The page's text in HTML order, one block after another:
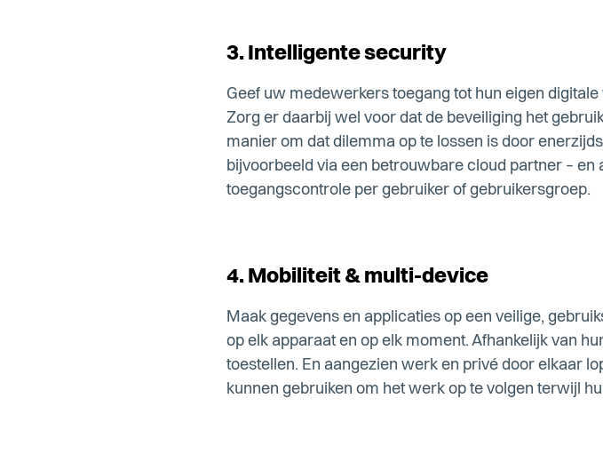
3. Intelligente security
Geef uw medewerkers toegang tot hun eigen
Zorg er daarbij wel voor dat de beveiliging het
manier om dat dilemma op te lossen is door
bijvoorbeeld via een betrouwbare cloud partner –
toegangscontrole per gebruiker of gebruikersgroep.
4. Mobiliteit & multi-device
Maak gegevens en applicaties op een veilige,
op elk apparaat en op elk moment. Afhankelijk van
toestellen. En aangezien werk en privé door elkaar
kunnen gebruiken om het werk op te volgen terwijl